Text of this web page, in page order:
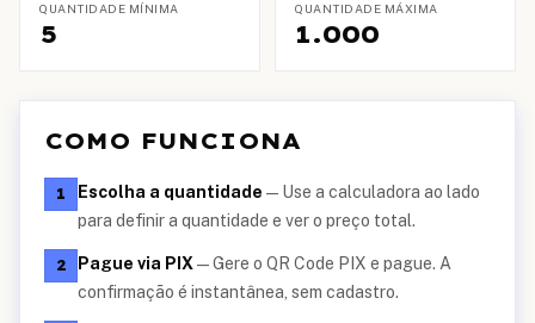
QUANTIDADE MÍNIMA
5
QUANTIDADE MÁXIMA
1.000
COMO FUNCIONA
1 Escolha a quantidade — Use a calculadora ao lado
para definir a quantidade e ver o preço total.
2 Pague via PIX —Gere o QR Code PIX e pague. A
confirmação é instantânea, sem cadastro.